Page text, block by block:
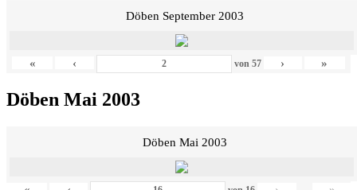
Döben September 2003
« ‹ von 57 › »
Döben Mai 2003
Döben Mai 2003